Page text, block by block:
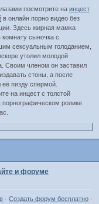
посмотрите наинцест
в онлайн порно видео без
Здесь жирная мамка
сыночка с
сексуальным голоданием,
утолил молодой
Своим членом он заставил
стоны, а после
её пизду спермой.
на инцест с толстой
ролике
и форуме
·Создать форум бесплатно ·